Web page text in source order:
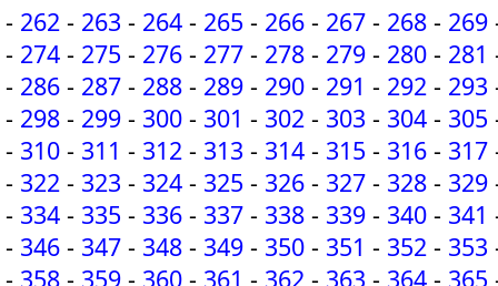
- 262 - 263 - 264 - 265 - 266 - 267 - 268 - 269
- 274 - 275 - 276 - 277 - 278 - 279 - 280 - 281
- 286 - 287 - 288 - 289 - 290 - 291 - 292 - 293
- 298 - 299 - 300 - 301 - 302 - 303 - 304 - 305
- 310 - 311 - 312 - 313 - 314 - 315 - 316 - 317
- 322 - 323 - 324 - 325 - 326 - 327 - 328 - 329
- 334 - 335 - 336 - 337 - 338 - 339 - 340 - 341
- 346 - 347 - 348 - 349 - 350 - 351 - 352 - 353
- 358 - 359 - 360 - 361 - 362 - 363 - 364 - 365